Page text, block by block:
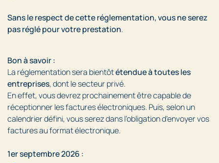
Sans le respect de cette réglementation, vous ne serez
pas réglé pour votre prestation.
Bon à savoir :
La réglementation sera bientôtétendue à toutes les
entreprises, dont le secteur privé.
En effet, vous devrez prochainement être capable de
réceptionner les factures électroniques. Puis, selon un
calendrier défini, vous serez dans l’obligation d’envoyer vos
factures au format électronique.
1er septembre 2026 :